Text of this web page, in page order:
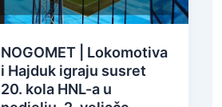
NOGOMET | Lokomotiva
i Hajduk igraju susret
20. kola HNL-a u